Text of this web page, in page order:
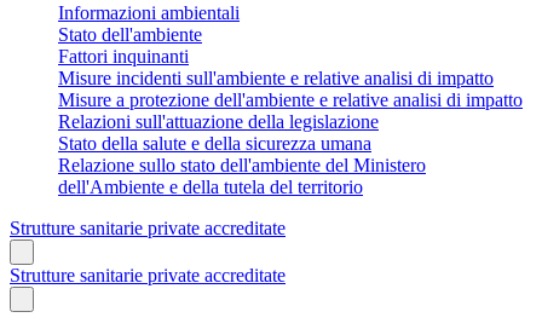
Informazioni ambientali
Stato dell'ambiente
Fattori inquinanti
Misure incidenti sull'ambiente e relative analisi di impatto
Misure a protezione dell'ambiente e relative analisi di impatto
Relazioni sull'attuazione della legislazione
Stato della salute e della sicurezza umana
Relazione sullo stato dell'ambiente del Ministero
dell'Ambiente e della tutela del territorio
Strutture sanitarie private accreditate
Strutture sanitarie private accreditate